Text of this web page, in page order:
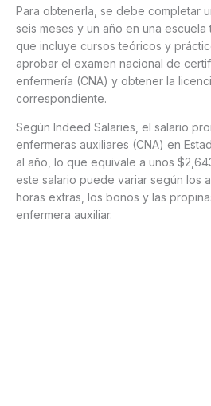
Para obtenerla, se debe completar
seis meses y un año en una escuela
que incluye cursos teóricos y
aprobar el examen nacional de
enfermería (CNA) y obtener la
correspondiente.
Según Indeed Salaries, el salario
enfermeras auxiliares (CNA) en
al año, lo que equivale a unos
este salario puede variar según los
horas extras, los bonos y las
enfermera auxiliar.